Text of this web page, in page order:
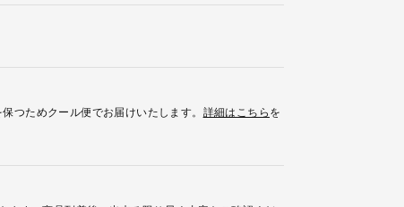
つためクール便でお届けいたします。 詳細はこちらを